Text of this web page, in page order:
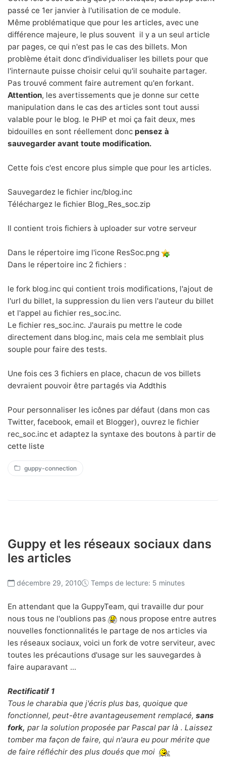
passé ce 1er janvier à l'utilisation de ce module.
Même problématique que pour les articles, avec une
différence majeure, le plus souvent il y a un seul article
par pages, ce qui n'est pas le cas des billets. Mon
problème était donc d'individualiser les billets pour que
l'internaute puisse choisir celui qu'il souhaite partager.
Pas trouvé comment faire autrement qu'en forkant.
Attention, les avertissements que je donne sur cette
manipulation dans le cas des articles sont tout aussi
valable pour le blog. le PHP et moi ça fait deux, mes
bidouilles en sont réellement donc pensez à
sauvegarder avant toute modification.
Cette fois c'est encore plus simple que pour les articles.
Sauvegardez le fichier inc/blog.inc
Téléchargez le fichier Blog_Res_soc.zip
Il contient trois fichiers à uploader sur votre serveur
Dans le répertoire img l'icone ResSoc.png
Dans le répertoire inc 2 fichiers :
le fork blog.inc qui contient trois modifications, l'ajout de
l'url du billet, la suppression du lien vers l'auteur du billet
et l'appel au fichier res_soc.inc.
Le fichier res_soc.inc. J'aurais pu mettre le code
directement dans blog.inc, mais cela me semblait plus
souple pour faire des tests.
Une fois ces 3 fichiers en place, chacun de vos billets
devraient pouvoir être partagés via Addthis
Pour personnaliser les icônes par défaut (dans mon cas
Twitter, facebook, email et Blogger), ouvrez le fichier
rec_soc.inc et adaptez la syntaxe des boutons à partir de
cette liste
guppy-connection
Guppy et les réseaux sociaux dans
les articles
décembre 29, 2010 Temps de lecture: 5 minutes
En attendant que la GuppyTeam, qui travaille dur pour
nous tous ne l'oublions pas
nous propose entre autres
nouvelles fonctionnalités le partage de nos articles via
les réseaux sociaux, voici un fork de votre serviteur, avec
toutes les précautions d'usage sur les sauvegardes à
faire auparavant ...
Rectificatif 1
Tous le charabia que j'écris plus bas, quoique que
fonctionnel, peut-être avantageusement remplacé, sans
fork, par la solution proposée par Pascal par là . Laissez
tomber ma façon de faire, qui n'aura eu pour mérite que
de faire réfléchir des plus doués que moi